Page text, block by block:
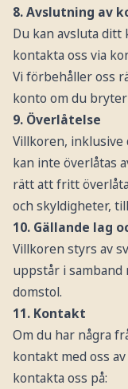
8. Avslutning av
Du kan avsluta
kontakta oss via
Vi förbehåller oss
konto om du
9. Överlåtelse
Villkoren,
kan inte överlåtas
rätt att fritt
och skyldigheter,
10. Gällande lag
Villkoren styrs av
uppstår i samband
domstol.
11. Kontakt
Om du har några
kontakt med oss
kontakta oss på: